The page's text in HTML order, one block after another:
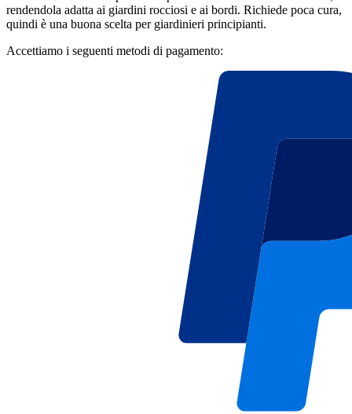
rendendola adatta ai giardini rocciosi e ai bordi. Richiede poca cura,
quindi è una buona scelta per giardinieri principianti.
Accettiamo i seguenti metodi di pagamento: